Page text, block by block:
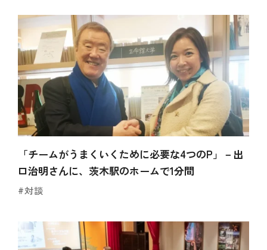
「チームがうまくいくために必要な4つのP」－出
口治明さんに、茨木駅のホームで1分間
#対談